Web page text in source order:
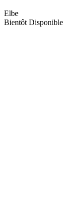
Elbe
Bientôt Disponible